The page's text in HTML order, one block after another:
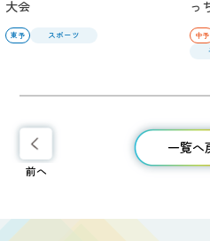
大会
東予 スポーツ
っ
中予
前へ
一覧へ